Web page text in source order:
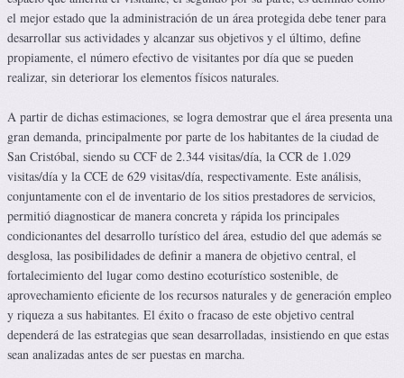
el mejor estado que la administración de un área protegida debe tener para
desarrollar sus actividades y alcanzar sus objetivos y el último, define
propiamente, el número efectivo de visitantes por día que se pueden
realizar, sin deteriorar los elementos físicos naturales.
A partir de dichas estimaciones, se logra demostrar que el área presenta una
gran demanda, principalmente por parte de los habitantes de la ciudad de
San Cristóbal, siendo su CCF de 2.344 visitas/día, la CCR de 1.029
visitas/día y la CCE de 629 visitas/día, respectivamente. Este análisis,
conjuntamente con el de inventario de los sitios prestadores de servicios,
permitió diagnosticar de manera concreta y rápida los principales
condicionantes del desarrollo turístico del área, estudio del que además se
desglosa, las posibilidades de definir a manera de objetivo central, el
fortalecimiento del lugar como destino ecoturístico sostenible, de
aprovechamiento eficiente de los recursos naturales y de generación empleo
y riqueza a sus habitantes. El éxito o fracaso de este objetivo central
dependerá de las estrategias que sean desarrolladas, insistiendo en que estas
sean analizadas antes de ser puestas en marcha.